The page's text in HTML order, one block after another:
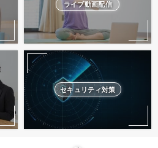
ライブ動画配信
セキュリティ対策